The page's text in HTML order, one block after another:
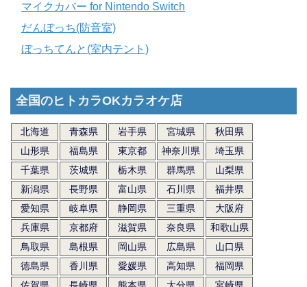
マイクカバー for Nintendo Switch
だんぼっち(防音室)
ぼっちてんと(室内テント)
全国のヒトカラOKカラオケ店
北海道 青森県 岩手県 宮城県
秋田県
山形県
福島県 東京都 神奈川県
埼玉県
千葉県
茨城県 栃木県 群馬県
山梨県
新潟県
長野県 富山県 石川県
福井県
愛知県
岐阜県 静岡県 三重県
大阪府
兵庫県
京都府 滋賀県 奈良県
和歌山県
鳥取県
島根県 岡山県 広島県
山口県
徳島県
香川県 愛媛県 高知県
福岡県